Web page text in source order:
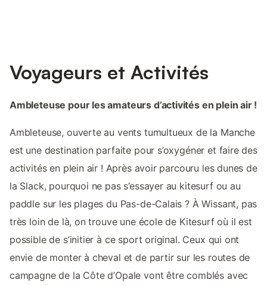
Voyageurs et Activités
Ambleteuse pour les amateurs d’activités en plein air !
Ambleteuse, ouverte au vents tumultueux de la Manche
est une destination parfaite pour s’oxygéner et faire des
activités en plein air ! Après avoir parcouru les dunes de
la Slack, pourquoi ne pas s’essayer au kitesurf ou au
paddle sur les plages du Pas-de-Calais ? À Wissant, pas
très loin de là, on trouve une école de Kitesurf où il est
possible de s’initier à ce sport original. Ceux qui ont
envie de monter à cheval et de partir sur les routes de
campagne de la Côte d’Opale vont être comblés avec